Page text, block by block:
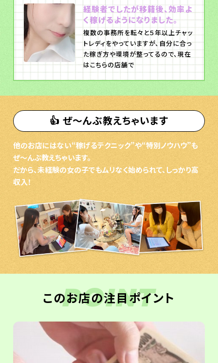
経験者でしたが移籍後、効率よ
く稼げるようになりました。
複数の事務所を転々と５年以上チャッ
トレディをやっていますが、自分に合っ
た稼ぎ方や環境が整ってるので、現在
はこちらの店舗で
👍 ぜ〜んぶ教えちゃいます
他のお店にはない“稼げるテクニック”や“特別ノウハウ”も
ぜ〜んぶ教えちゃいます。
だから、未経験の女の子でもムリなく始められて、しっかり高
収入！
このお店の注目ポイント
POINT